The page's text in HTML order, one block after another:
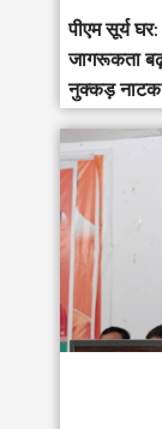
पीएम सूर्य
जागरूकता
नुक्कड़ नाटक